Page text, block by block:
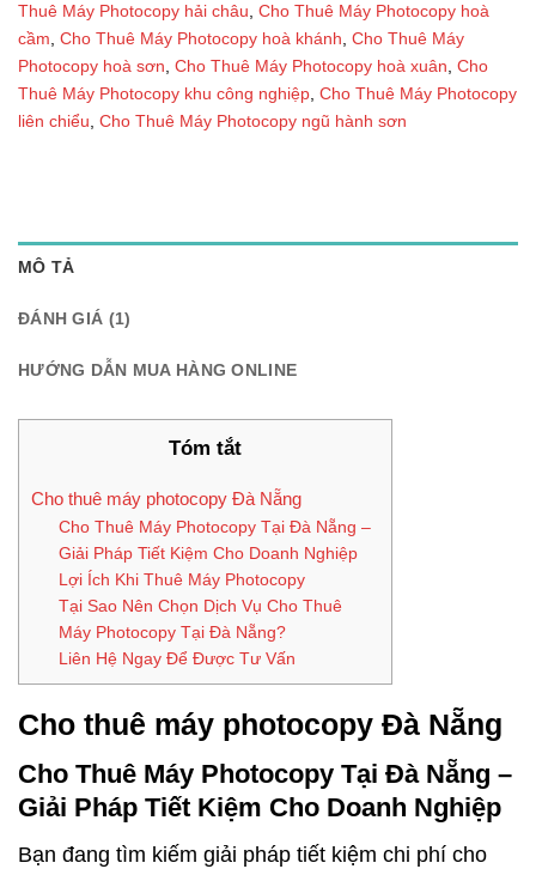
Thuê Máy Photocopy hải châu Cho Thuê Máy Photocopy hoà
cầm Cho Thuê Máy Photocopy hoà khánh Cho Thuê Máy
Photocopy hoà sơn Cho Thuê Máy Photocopy hoà xuân Cho
Thuê Máy Photocopy khu công nghiệp Cho Thuê Máy Photocopy
liên chiểu Cho Thuê Máy Photocopy ngũ hành sơn
MÔ TẢ
ĐÁNH GIÁ (1)
HƯỚNG DẪN MUA HÀNG ONLINE
Tóm tắt
Cho thuê máy photocopy Đà Nẵng
Cho Thuê Máy Photocopy Tại Đà Nẵng –
Giải Pháp Tiết Kiệm Cho Doanh Nghiệp
Lợi Ích Khi Thuê Máy Photocopy
Tại Sao Nên Chọn Dịch Vụ Cho Thuê
Máy Photocopy Tại Đà Nẵng?
Liên Hệ Ngay Để Được Tư Vấn
Cho thuê máy photocopy Đà Nẵng
Cho Thuê Máy Photocopy Tại Đà Nẵng –
Giải Pháp Tiết Kiệm Cho Doanh Nghiệp
Bạn đang tìm kiếm giải pháp tiết kiệm chi phí cho